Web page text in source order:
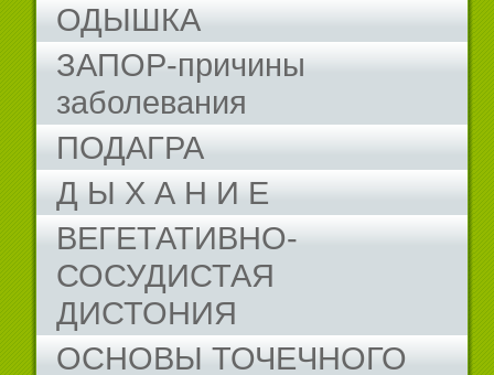
ОДЫШКА
ЗАПОР-причины
заболевания
ПОДАГРА
Д Ы Х А Н И Е
ВЕГЕТАТИВНО-
СОСУДИСТАЯ
ДИСТОНИЯ
ОСНОВЫ ТОЧЕЧНОГО